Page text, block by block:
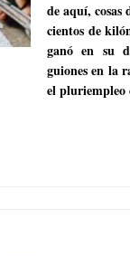
de aquí, cosas
cientos de
ganó en su
guiones en la
el pluriempleo